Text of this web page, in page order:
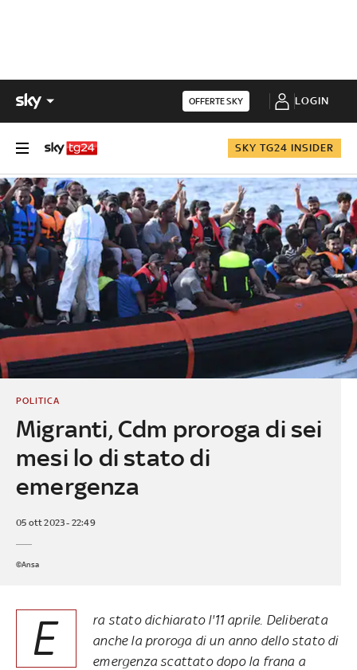
OFFERTE SKY LOGIN
SKY TG24 INSIDER
Migranti, Cdm proroga di sei
mesi lo di stato di
emergenza
POLITICA
05 ott 2023 - 22:49
©Ansa
E
ra stato dichiarato l'11 aprile. Deliberata
anche la proroga di un anno dello stato di
emergenza scattato dopo la frana a